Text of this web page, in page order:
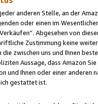
anderen Stelle, an der
oder einen im
Abgesehen von
Zustimmung keine
zwischen uns und Ihnen
Aussage, dass Amazon
und Ihnen oder einer
gestattet ist.